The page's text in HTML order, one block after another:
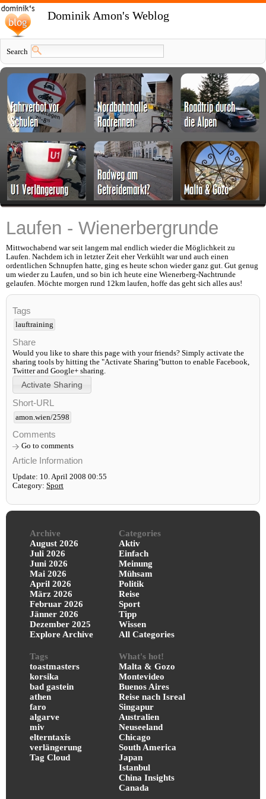
Dominik Amon's Weblog
Search
Laufen - Wienerbergrunde
Mittwochabend war seit langem mal endlich wieder die Möglichkeit zu
Laufen. Nachdem ich in letzter Zeit eher Verkühlt war und auch einen
ordentlichen Schnupfen hatte, ging es heute schon wieder ganz gut. Gut genug
um wieder zu Laufen, und so bin ich heute eine Wienerberg-Nachtrunde
gelaufen. Möchte morgen rund 12km laufen, hoffe das geht sich alles aus!
Tags
lauftraining
Share
Would you like to share this page with your friends? Simply activate the
sharing tools by hitting the "Activate Sharing"button to enable Facebook,
Twitter and Google+ sharing.
Short-URL
amon.wien/2598
Comments
Go to comments
Article Information
Update: 10. April 2008 00:55
Category: Sport
Archive
August 2026
Juli 2026
Juni 2026
Mai 2026
April 2026
März 2026
Februar 2026
Jänner 2026
Dezember 2025
Explore Archive
Categories
Aktiv
Einfach
Meinung
Mühsam
Politik
Reise
Sport
Tipp
Wissen
All Categories
Tags
toastmasters
korsika
bad gastein
athen
faro
algarve
miv
elterntaxis
verlängerung
Tag Cloud
What's hot!
Malta & Gozo
Montevideo
Buenos Aires
Reise nach Isreal
Singapur
Australien
Neuseeland
Chicago
South America
Japan
Istanbul
China Insights
Canada